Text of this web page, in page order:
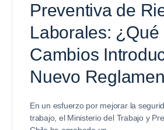
Preventiva de
Laborales: ¿Qué
Cambios
Nuevo
En un esfuerzo por mejorar la
trabajo, el Ministerio del Trabajo y